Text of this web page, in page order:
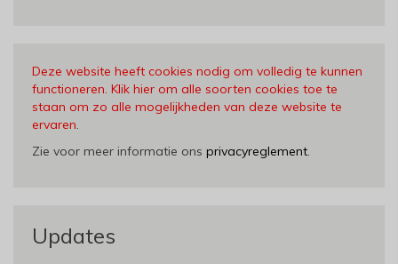
Deze website heeft cookies nodig om volledig te kunnen
functioneren. Klik hier om alle soorten cookies toe te
staan om zo alle mogelijkheden van deze website te
ervaren
Zie voor meer informatie ons privacyreglement
Updates